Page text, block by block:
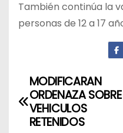
También continúa la
personas de 12 a 17
N
a
MODIFICARAN
ORDENAZA SOBRE
VEHICULOS
RETENIDOS